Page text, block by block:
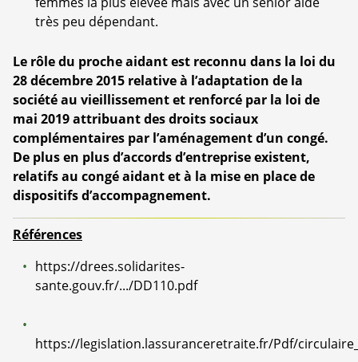
très peu dépendant.
Le rôle du proche aidant est reconnu dans la loi du
28 décembre 2015 relative à l’adaptation de la
société au vieillissement et renforcé par la loi de
mai 2019 attribuant des droits sociaux
complémentaires par l’aménagement d’un congé.
De plus en plus d’accords d’entreprise existent,
relatifs au congé aidant et à la mise en place de
dispositifs d’accompagnement.
Références
https://drees.solidarites-
sante.gouv.fr/.../DD110.pdf
https://legislation.lassuranceretraite.fr/Pdf/